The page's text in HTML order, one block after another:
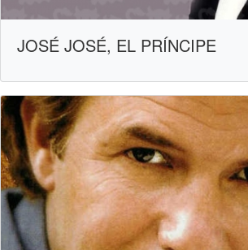
JOSÉ JOSÉ, EL PRÍNCIPE